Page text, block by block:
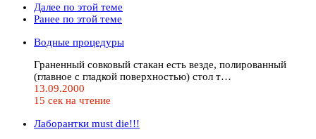
Далее по этой теме
Ранее по этой теме
Водные процедуры
Граненный совковый стакан есть везде, полированный
(главное с гладкой поверхностью) стол т…
13.09.2000
15 сек на чтение
Лаборантки must die!!!